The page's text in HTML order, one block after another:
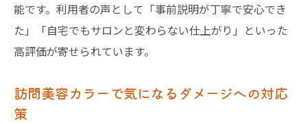
能です。利用者の声として「事前説明が丁寧で安心でき
た」「自宅でもサロンと変わらない仕上がり」といった
高評価が寄せられています。
訪問美容カラーで気になるダメージへの対応
策